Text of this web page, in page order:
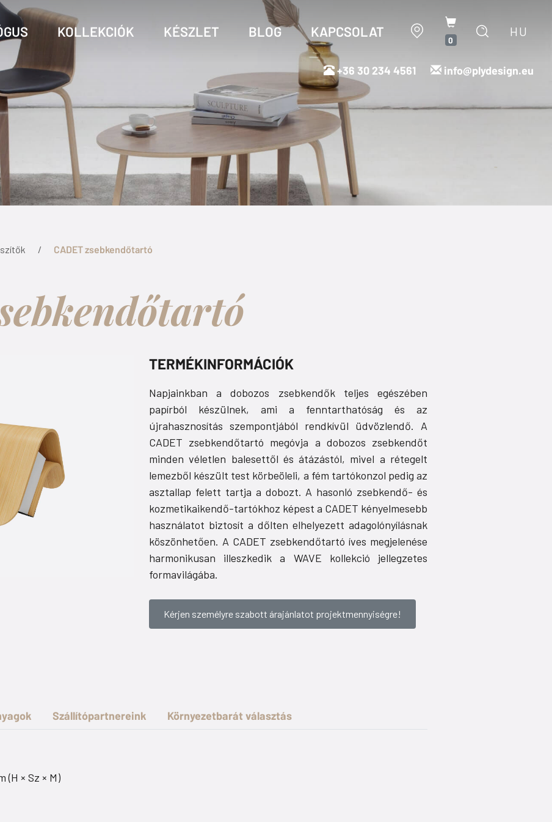
KOLLEKCIÓK KÉSZLET BLOG KAPCSOLAT
0
HU
+36 30 234 4561 info@plydesign.eu
CADET zsebkendőtartó
TERMÉKINFORMÁCIÓK
Napjainkban a dobozos zsebkendők teljes egészében
papírból készülnek, ami a fenntarthatóság és az
újrahasznosítás szempontjából rendkívül üdvözlendő. A
CADET zsebkendőtartó megóvja a dobozos zsebkendőt
minden véletlen balesettől és átázástól, mivel a rétegelt
lemezből készült test körbeöleli, a fém tartókonzol pedig az
asztallap felett tartja a dobozt. A hasonló zsebkendő- és
kozmetikaikendő-tartókhoz képest a CADET kényelmesebb
használatot biztosít a dőlten elhelyezett adagolónyílásnak
köszönhetően. A CADET zsebkendőtartó íves megjelenése
harmonikusan illeszkedik a WAVE kollekció jellegzetes
formavilágába.
Kérjen személyre szabott árajánlatot projektmennyiségre!
Szállítópartnereink Környezetbarát választás
(H × Sz × M)